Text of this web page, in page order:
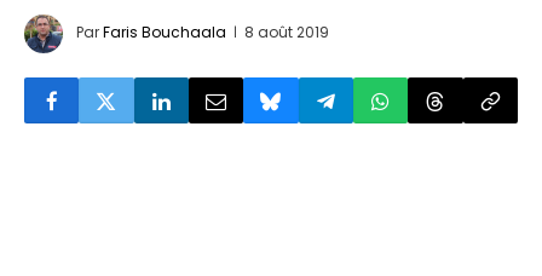
ParFaris Bouchaala 8 août 2019